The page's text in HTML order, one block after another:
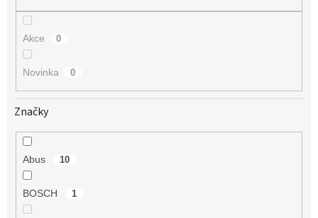
Akce 0
Novinka 0
Značky
Abus 10
BOSCH 1